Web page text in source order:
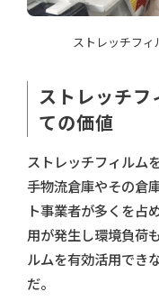
ストレッチフ
ストレッチフ
ての価値
ストレッチフィルム
手物流倉庫やその倉
ト事業者が多くを占
用が発生し環境負荷
ルムを有効活用でき
だ。